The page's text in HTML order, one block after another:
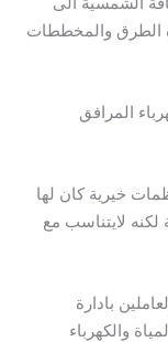
الطرق والمخططات
المرافق
خيرية كان لها
لايتناسب مع
بادارة
والكهرباء